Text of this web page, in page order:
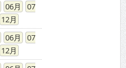
06
07
12
06
07
12